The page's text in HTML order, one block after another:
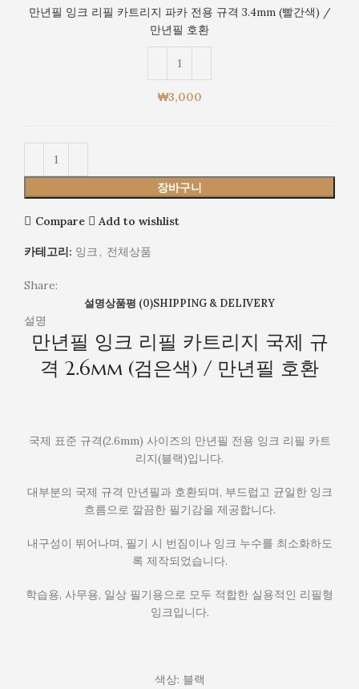
/
만
년
필
호
환
필
카
지
파
규
격
만
필
호
환
만년필 잉크 리필 카트리지 파카 전용 규격 3.4mm (빨간색) /
만년필 호환
₩3,000
장바구니
Compare Add to wishlist
카테고리: 잉크, 전체상품
Share:
설명상품평 (0)SHIPPING & DELIVERY
설명
만년필 잉크 리필 카트리지 국제 규
격 2.6mm (검은색) / 만년필 호환
국제 표준 규격(2.6mm) 사이즈의 만년필 전용 잉크 리필 카트
리지(블랙)입니다.
대부분의 국제 규격 만년필과 호환되며, 부드럽고 균일한 잉크
흐름으로 깔끔한 필기감을 제공합니다.
내구성이 뛰어나며, 필기 시 번짐이나 잉크 누수를 최소화하도
록 제작되었습니다.
학습용, 사무용, 일상 필기용으로 모두 적합한 실용적인 리필형
잉크입니다.
색상: 블랙